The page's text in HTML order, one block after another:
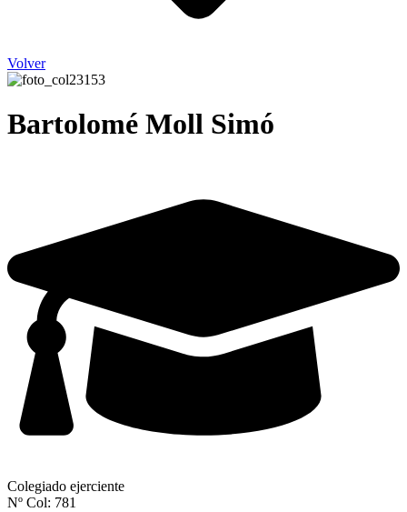
Volver
Bartolomé Moll Simó
Colegiado ejerciente
Nº Col: 781